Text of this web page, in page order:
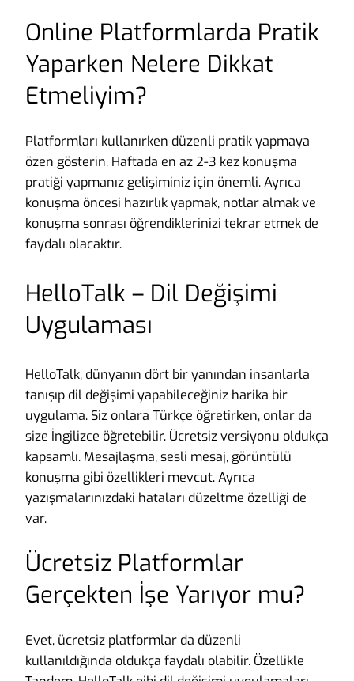
Online Platformlarda Pratik
Yaparken Nelere Dikkat
Etmeliyim?
Platformları kullanırken düzenli pratik yapmaya
özen gösterin. Haftada en az 2-3 kez konuşma
pratiği yapmanız gelişiminiz için önemli. Ayrıca
konuşma öncesi hazırlık yapmak, notlar almak ve
konuşma sonrası öğrendiklerinizi tekrar etmek de
faydalı olacaktır.
HelloTalk – Dil Değişimi
Uygulaması
HelloTalk, dünyanın dört bir yanından insanlarla
tanışıp dil değişimi yapabileceğiniz harika bir
uygulama. Siz onlara Türkçe öğretirken, onlar da
size İngilizce öğretebilir. Ücretsiz versiyonu oldukça
kapsamlı. Mesajlaşma, sesli mesaj, görüntülü
konuşma gibi özellikleri mevcut. Ayrıca
yazışmalarınızdaki hataları düzeltme özelliği de
var.
Ücretsiz Platformlar
Gerçekten İşe Yarıyor mu?
Evet, ücretsiz platformlar da düzenli
kullanıldığında oldukça faydalı olabilir. Özellikle